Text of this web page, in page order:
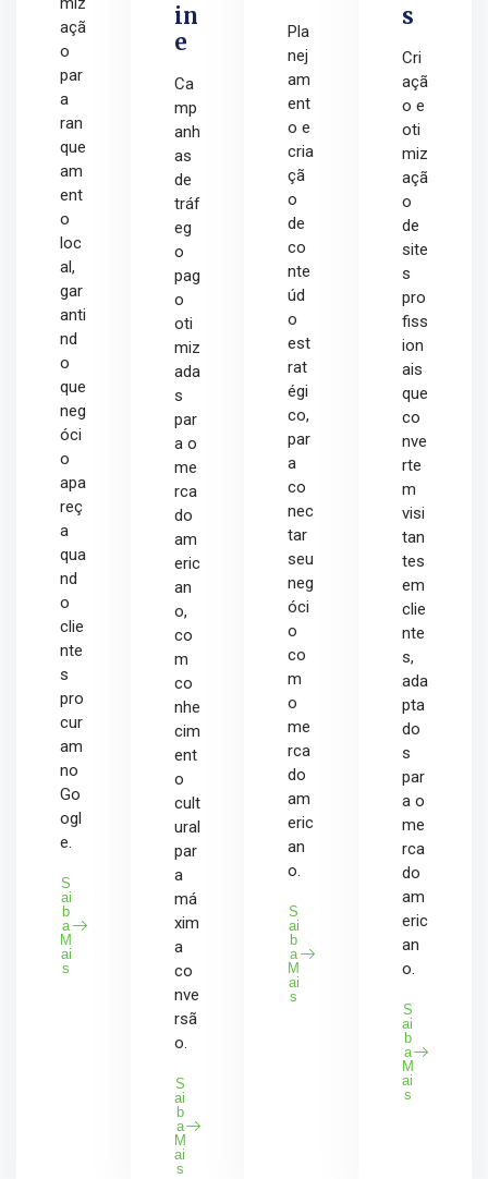
açã
o
par
a
ran
que
am
ent
o
loc
al,
gar
anti
nd
o
que
neg
óci
o
apa
reç
a
qua
nd
o
clie
nte
s
pro
cur
am
no
Go
ogl
e.
S
ai
b
a
M
ai
s
in
e
Ca
mp
anh
as
de
tráf
eg
o
pag
o
oti
miz
ada
s
par
a o
me
rca
do
am
eric
an
o,
co
m
co
nhe
cim
ent
o
cult
ural
par
a
má
xim
a
co
nve
rsã
o.
S
ai
b
a
M
ai
s
Pla
nej
am
ent
o e
cria
çã
o
de
co
nte
úd
o
est
rat
égi
co,
par
a
co
nec
tar
seu
neg
óci
o
co
m
o
me
rca
do
am
eric
an
o.
S
ai
b
a
M
ai
s
s
Cri
açã
o e
oti
miz
açã
o
de
site
s
pro
fiss
ion
ais
que
co
nve
rte
m
visi
tan
tes
em
clie
nte
s,
ada
pta
do
s
par
a o
me
rca
do
am
eric
an
o.
S
ai
b
a
M
ai
s